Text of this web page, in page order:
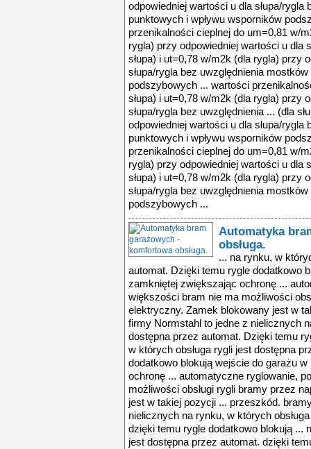
odpowiedniej wartości u dla słupa/
punktowych i wpływu wsporników
przenikalności cieplnej do um=0,81 w/
rygla) przy odpowiedniej wartości u dla
słupa) i ut=0,78 w/m2k (dla rygla) przy
słupa/rygla bez uwzględnienia
podszybowych ... wartości
słupa) i ut=0,78 w/m2k (dla rygla) przy
słupa/rygla bez uwzględnienia ... (dla
odpowiedniej wartości u dla słupa/
punktowych i wpływu wsporników
przenikalności cieplnej do um=0,81 w/
rygla) przy odpowiedniej wartości u dla
słupa) i ut=0,78 w/m2k (dla rygla) przy
słupa/rygla bez uwzględnienia
podszybowych ...
Automatyka
obsługa.
... na rynku, w
automat. Dzięki temu rygle dodatkowo
zamkniętej zwiększając ochronę ...
większości bram nie ma możliwości
elektryczny. Zamek blokowany jest w
firmy Normstahl to jedne z nielicznych
dostępna przez automat. Dzięki temu
w których obsługa rygli jest dostępna
dodatkowo blokują wejście do garażu
ochronę ... automatyczne ryglowanie,
możliwości obsługi rygli bramy przez
jest w takiej pozycji ... przeszkód.
nielicznych na rynku, w których
dzięki temu rygle dodatkowo blokują ...
jest dostępna przez automat. dzięki